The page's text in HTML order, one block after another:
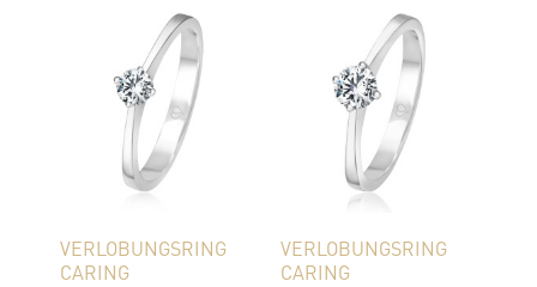
VERLOBUNGSRING
CARING
VERLOBUNGSRING
CARING